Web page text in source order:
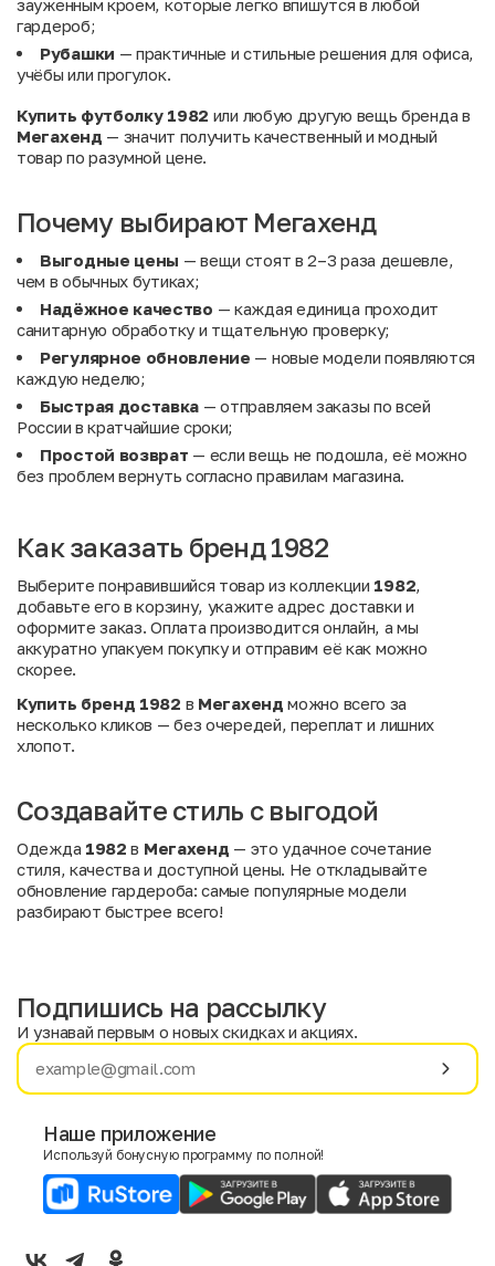
гардероб;
Рубашки — практичные и стильные решения для офиса,
учёбы или прогулок.
Купить футболку 1982 или любую другую вещь бренда в
Мегахенд — значит получить качественный и модный
товар по разумной цене.
Почему выбирают Мегахенд
Выгодные цены — вещи стоят в 2–3 раза дешевле,
чем в обычных бутиках;
Надёжное качество — каждая единица проходит
санитарную обработку и тщательную проверку;
Регулярное обновление — новые модели появляются
каждую неделю;
Быстрая доставка — отправляем заказы по всей
России в кратчайшие сроки;
Простой возврат — если вещь не подошла, её можно
без проблем вернуть согласно правилам магазина.
Как заказать бренд 1982
Выберите понравившийся товар из коллекции 1982
добавьте его в корзину, укажите адрес доставки и
оформите заказ. Оплата производится онлайн, а мы
аккуратно упакуем покупку и отправим её как можно
скорее.
Купить бренд 1982 в Мегахенд можно всего за
несколько кликов — без очередей, переплат и лишних
хлопот.
Создавайте стиль с выгодой
Одежда 1982 в Мегахенд — это удачное сочетание
стиля, качества и доступной цены. Не откладывайте
обновление гардероба: самые популярные модели
разбирают быстрее всего!
Имя
E-mail
Подпишись на рассылку
И узнавай первым о новых скидках и акциях.
Наше приложение
Используй бонусную программу по полной!